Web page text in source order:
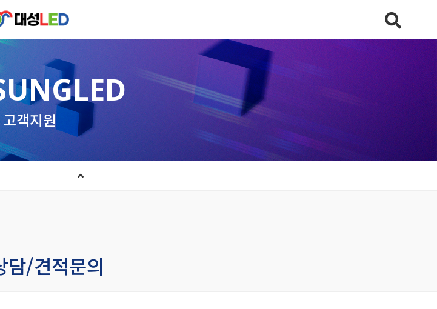
고객지원
담/견적문의